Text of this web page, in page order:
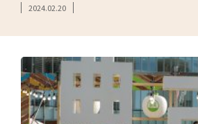
2024.02.20